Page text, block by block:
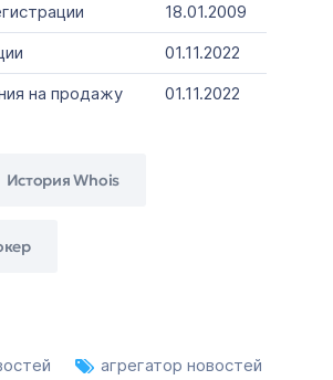
18.01.2009
01.11.2022
на продажу
01.11.2022
История Whois
агрегатор новостей